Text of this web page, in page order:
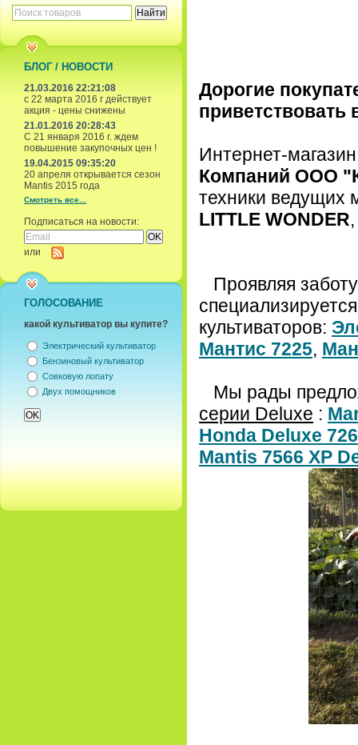
БЛОГ / НОВОСТИ
21.03.2016 22:21:08
с 22 марта 2016 г действует
акция - цены снижены
21.01.2016 20:28:43
С 21 января 2016 г. ждем
повышение закупочных цен !
19.04.2015 09:35:20
20 апреля открывается сезон
Mantis 2015 года
Смотреть все...
Подписаться на новости:
или
ГОЛОСОВАНИЕ
какой культиватор вы купите?
Электрический культиватор
Бензиновый культиватор
Совковую лопату
Двух помощников
Дорогие
приветствовать
Интернет-
Компаний ООО
техники ведущих
LITTLE WONDER
Проявляя
культиваторов:
Мантис 7225,
Мы рады
серии Deluxe :
Honda Deluxe
Mantis 7566 XP